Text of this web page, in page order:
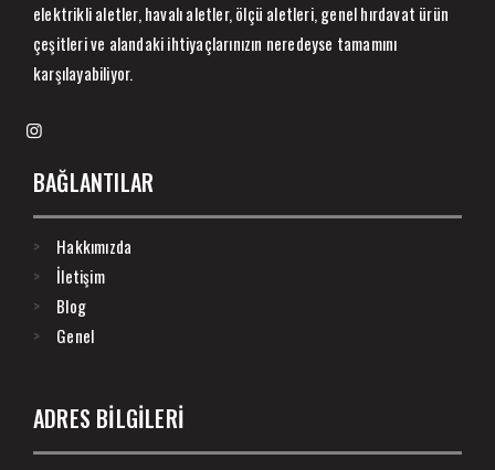
elektrikli aletler, havalı aletler, ölçü aletleri, genel hırdavat ürün
çeşitleri ve alandaki ihtiyaçlarınızın neredeyse tamamını
karşılayabiliyor.
BAĞLANTILAR
Hakkımızda
İletişim
Blog
Genel
ADRES BİLGİLERİ